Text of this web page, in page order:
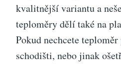
kvalitnější variantu a
teploměry dělí také na
Pokud nechcete
schodišti, nebo jinak